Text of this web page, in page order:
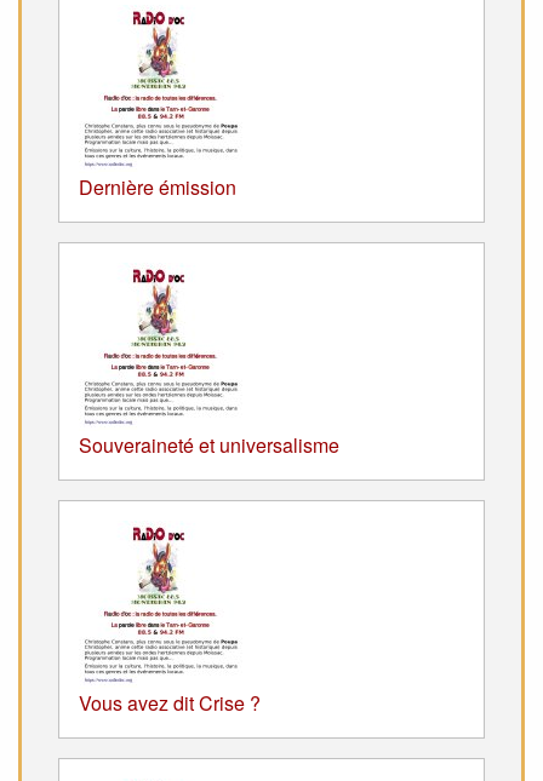
Dernière émission
Souveraineté et universalisme
Vous avez dit Crise ?